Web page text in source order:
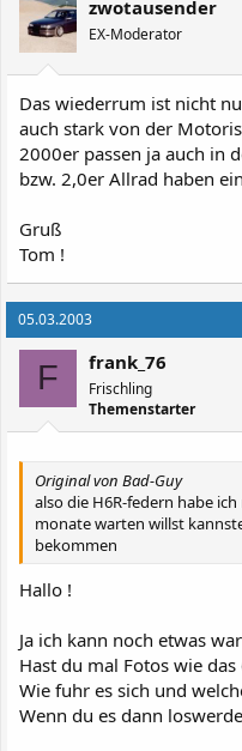
zwotausender
EX-Moderator
Das wiederrum ist nicht
auch stark von der
2000er passen ja auch in
bzw. 2,0er Allrad haben
Gruß
Tom !
05.03.2003
F frank_76
Frischling
Themenstarter
Original von Bad-Guy
also die H6R-federn habe
monate warten willst
bekommen
Hallo !
Ja ich kann noch etwas
Hast du mal Fotos wie
Wie fuhr es sich und
Wenn du es dann